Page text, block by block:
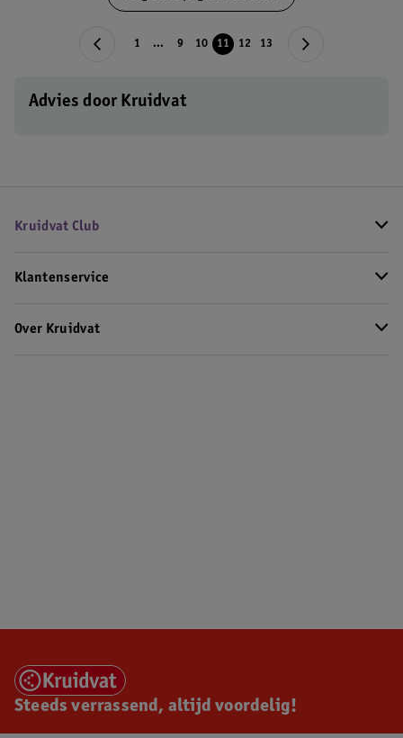
1 ... 9 10 11 12 13
Advies door Kruidvat
Kruidvat Club
Klantenservice
Over Kruidvat
Steeds verrassend, altijd voordelig!